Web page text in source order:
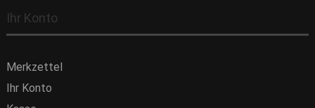
Ihr Konto
Merkzettel
Ihr Konto